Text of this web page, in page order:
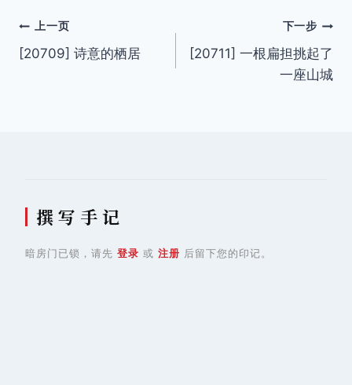
文
章
上一页
[20709] 诗意的栖居
下一步
[20711] 一根扁担挑起了
一座山城
撰 写 手 记
暗房门已锁，请先 登录 或 注册 后留下您的印记。